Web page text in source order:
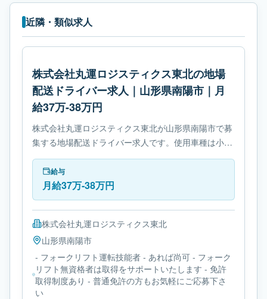
近隣・類似求人
株式会社丸運ロジスティクス東北の地場
配送ドライバー求人｜山形県南陽市｜月
給37万-38万円
株式会社丸運ロジスティクス東北が山形県南陽市で募
集する地場配送ドライバー求人です。使用車種は小型
トラックです。必要免許は- フォークリフト運転技能
者です。
給与
月給37万-38万円
株式会社丸運ロジスティクス東北
山形県南陽市
- フォークリフト運転技能者 - あれば尚可 - フォーク
リフト無資格者は取得をサポートいたします - 免許
取得制度あり - 普通免許の方もお気軽にご応募下さ
い